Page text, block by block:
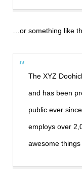
…or something like
The XYZ
and has been
public ever
employs over
awesome